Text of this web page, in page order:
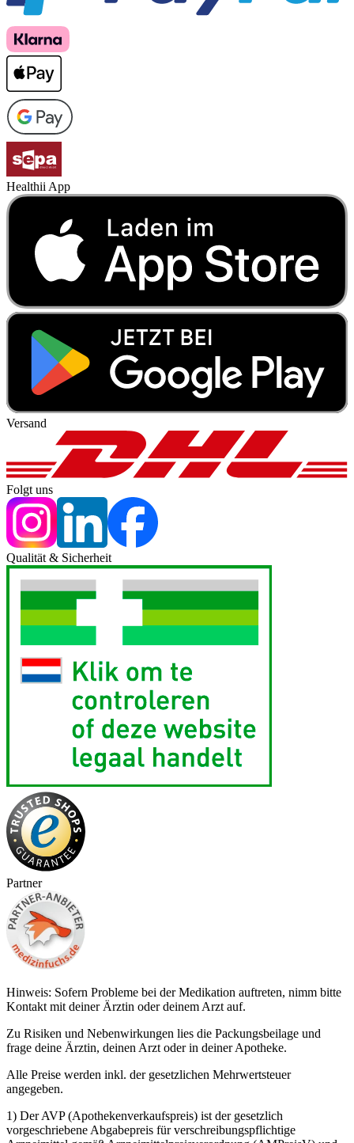
Healthii App
Versand
Folgt uns
Qualität & Sicherheit
Partner
Hinweis: Sofern Probleme bei der Medikation auftreten, nimm bitte
Kontakt mit deiner Ärztin oder deinem Arzt auf.
Zu Risiken und Nebenwirkungen lies die Packungsbeilage und
frage deine Ärztin, deinen Arzt oder in deiner Apotheke.
Alle Preise werden inkl. der gesetzlichen Mehrwertsteuer
angegeben.
1) Der AVP (Apothekenverkaufspreis) ist der gesetzlich
vorgeschriebene Abgabepreis für verschreibungspflichtige